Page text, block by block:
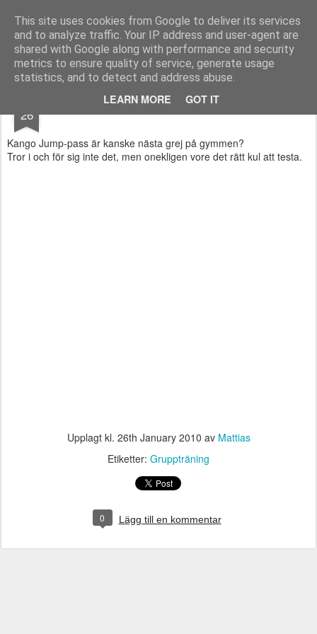
This site uses cookies from Google to deliver its services
and to analyze traffic. Your IP address and user-agent are
shared with Google along with performance and security
metrics to ensure quality of service, generate usage
statistics, and to detect and address abuse.
LEARN MORE GOT IT
Functional Fitness by Mattias - Träningsinspiration & träningsfilmer
Pages
26 Nästa trend?
Kango Jump-pass är kanske nästa grej på gymmen?
Tror i och för sig inte det, men onekligen vore det rätt kul att testa.
Upplagt kl. 26th January 2010 av Mattias
Etiketter: Gruppträning
0 Lägg till en kommentar